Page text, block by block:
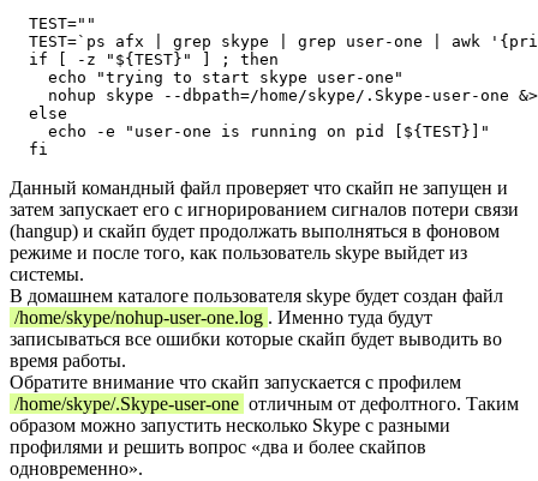
  TEST=""
TEST=`ps afx | grep skype | grep user-one | awk
  if [ -z "${TEST}" ] ; then
    echo "trying to start skype user-one"
nohup skype --dbpath=/home/skype/.Skype-user-one
  else
    echo -e "user-one is running on pid [${TEST}]"
Данный командный файл проверяет что скайп не запущен и
затем запускает его с игнорированием сигналов потери связи
(hangup) и скайп будет продолжать выполняться в фоновом
режиме и после того, как пользователь skype выйдет из
системы.
В домашнем каталоге пользователя skype будет создан файл
/home/skype/nohup-user-one.log . Именно туда будут
записываться все ошибки которые скайп будет выводить во
время работы.
Обратите внимание что скайп запускается с профилем
/home/skype/.Skype-user-one отличным от дефолтного. Таким
образом можно запустить несколько Skype с разными
профилями и решить вопрос «два и более скайпов
одновременно».